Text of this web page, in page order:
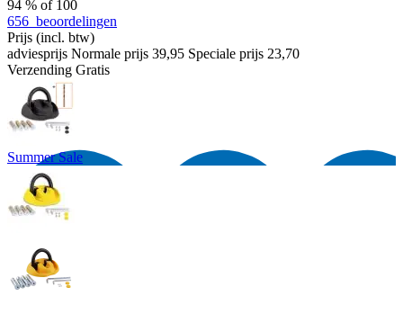
94 % of 100
656 beoordelingen
Prijs (incl. btw)
adviesprijs Normale prijs 39,95 Speciale prijs 23,70
Verzending Gratis
Summer Sale